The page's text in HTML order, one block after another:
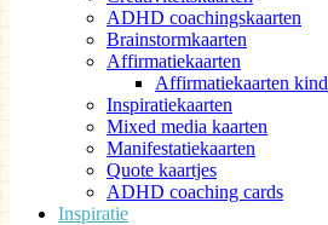
ADHD coachingskaarten
Brainstormkaarten
Affirmatiekaarten
Affirmatiekaarten kind
Inspiratiekaarten
Mixed media kaarten
Manifestatiekaarten
Quote kaartjes
ADHD coaching cards
Inspiratie